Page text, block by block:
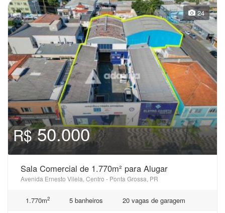
24
R$50.000
Sala Comercial de 1.770m² para Alugar
Avenida Ernesto Vilela, Centro - Ponta Grossa, PR
1.770m2 5 banheiros
20 vagas de garagem